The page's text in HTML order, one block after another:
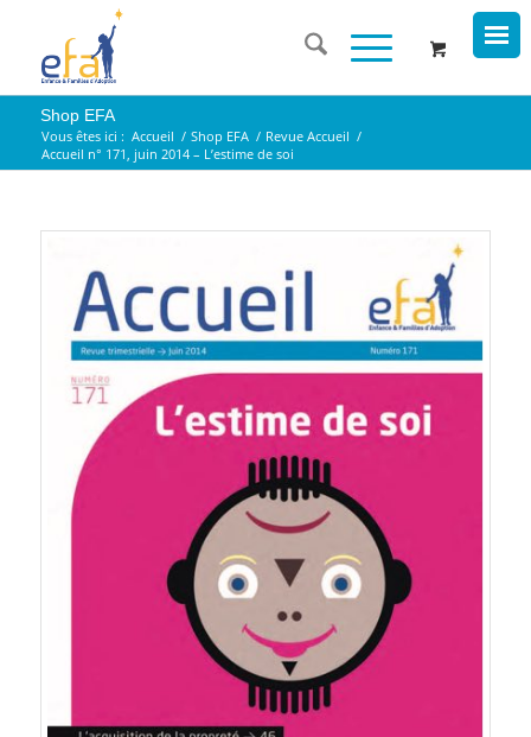
Shop EFA
Vous êtes ici : Accueil / Shop EFA / Revue Accueil /
Accueil n° 171, juin 2014 – L’estime de soi